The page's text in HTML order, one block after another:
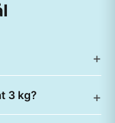
3 kg?